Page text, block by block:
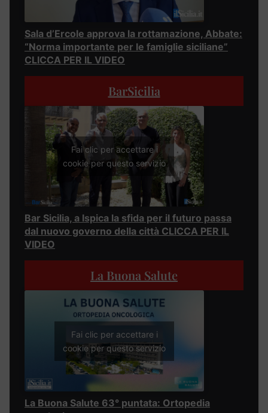
Sala d’Ercole approva la rottamazione, Abbate:
“Norma importante per le famiglie siciliane”
CLICCA PER IL VIDEO
BarSicilia
Fai clic per accettare i
cookie per questo servizio
Bar Sicilia, a Ispica la sfida per il futuro passa
dal nuovo governo della città CLICCA PER IL
VIDEO
La Buona Salute
Fai clic per accettare i
cookie per questo servizio
La Buona Salute 63° puntata: Ortopedia